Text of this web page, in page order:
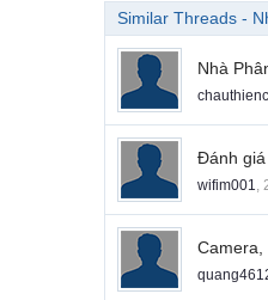
Similar Threads -
Nhà
Đánh
wifim001,
Camera,